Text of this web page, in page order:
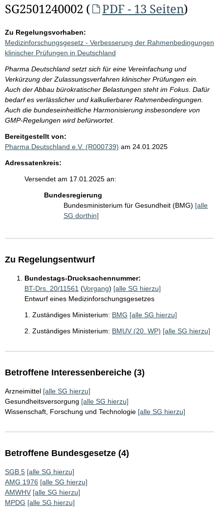
SG2501240002 (
PDF - 13 Seiten)
Zu Regelungsvorhaben:
Medizinforschungsgesetz - Verbesserung der Rahmenbedingungen
klinischer Prüfungen in Deutschland
Pharma Deutschland setzt sich für eine Vereinfachung und
Verkürzung der Zulassungsverfahren klinischer Prüfungen ein.
Auch der Abbau bürokratischer Belastungen steht im Fokus. Dafür
bedarf es verlässlicher und kalkulierbarer Rahmenbedingungen.
Auch die bundeseinheitliche Harmonisierung insbesondere von
GMP-Regelungen wird befürwortet.
Bereitgestellt von:
Pharma Deutschland e.V. (R000739) am 24.01.2025
Adressatenkreis:
Versendet am 17.01.2025 an:
Bundesregierung
Bundesministerium für Gesundheit (BMG) [alle
SG dorthin]
Zu Regelungsentwurf
Bundestags-Drucksachennummer:
BT-Drs. 20/11561 (Vorgang) [alle SG hierzu]
Entwurf eines Medizinforschungsgesetzes
1. Zuständiges Ministerium: BMG [alle SG hierzu]
2. Zuständiges Ministerium: BMUV (20. WP) [alle SG hierzu]
Betroffene Interessenbereiche (3)
Arzneimittel [alle SG hierzu]
Gesundheitsversorgung [alle SG hierzu]
Wissenschaft, Forschung und Technologie [alle SG hierzu]
Betroffene Bundesgesetze (4)
SGB 5 [alle SG hierzu]
AMG 1976 [alle SG hierzu]
AMWHV [alle SG hierzu]
MPDG [alle SG hierzu]